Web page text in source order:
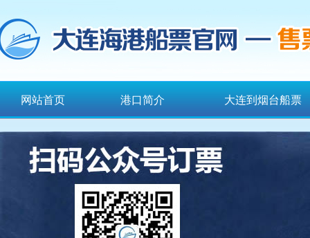
网站首页 港口简介 大连到烟台船票